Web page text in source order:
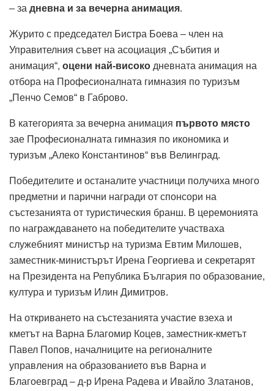
– за дневна и за вечерна анимация.
Журито с председател Бистра Боева – член на
Управителния съвет на асоциация „Събития и
анимация“, оцени най-високо дневната анимация на
отбора на Професионалната гимназия по туризъм
„Пенчо Семов“ в Габрово.
В категорията за вечерна анимация първото място
зае Професионалната гимназия по икономика и
туризъм „Алеко Константинов“ във Велинград.
Победителите и останалите участници получиха много
предметни и парични награди от спонсори на
състезанията от туристическия бранш. В церемонията
по награждаването на победителите участваха
служебният министър на туризма Евтим Милошев,
заместник-министърът Ирена Георгиева и секретарят
на Президента на Република България по образование,
култура и туризъм Илин Димитров.
На откриването на състезанията участие взеха и
кметът на Варна Благомир Коцев, заместник-кметът
Павел Попов, началниците на регионалните
управления на образованието във Варна и
Благоевград – д-р Ирена Радева и Ивайло Златанов,